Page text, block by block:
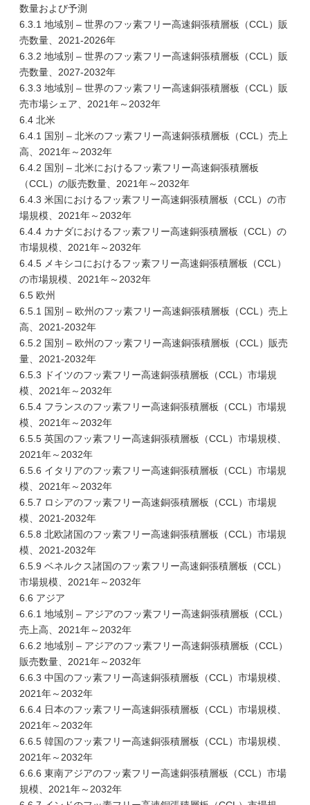
数量および予測
6.3.1 地域別 – 世界のフッ素フリー高速銅張積層板（CCL）販
売数量、2021-2026年
6.3.2 地域別 – 世界のフッ素フリー高速銅張積層板（CCL）販
売数量、2027-2032年
6.3.3 地域別 – 世界のフッ素フリー高速銅張積層板（CCL）販
売市場シェア、2021年～2032年
6.4 北米
6.4.1 国別 – 北米のフッ素フリー高速銅張積層板（CCL）売上
高、2021年～2032年
6.4.2 国別 – 北米におけるフッ素フリー高速銅張積層板
（CCL）の販売数量、2021年～2032年
6.4.3 米国におけるフッ素フリー高速銅張積層板（CCL）の市
場規模、2021年～2032年
6.4.4 カナダにおけるフッ素フリー高速銅張積層板（CCL）の
市場規模、2021年～2032年
6.4.5 メキシコにおけるフッ素フリー高速銅張積層板（CCL）
の市場規模、2021年～2032年
6.5 欧州
6.5.1 国別 – 欧州のフッ素フリー高速銅張積層板（CCL）売上
高、2021-2032年
6.5.2 国別 – 欧州のフッ素フリー高速銅張積層板（CCL）販売
量、2021-2032年
6.5.3 ドイツのフッ素フリー高速銅張積層板（CCL）市場規
模、2021年～2032年
6.5.4 フランスのフッ素フリー高速銅張積層板（CCL）市場規
模、2021年～2032年
6.5.5 英国のフッ素フリー高速銅張積層板（CCL）市場規模、
2021年～2032年
6.5.6 イタリアのフッ素フリー高速銅張積層板（CCL）市場規
模、2021年～2032年
6.5.7 ロシアのフッ素フリー高速銅張積層板（CCL）市場規
模、2021-2032年
6.5.8 北欧諸国のフッ素フリー高速銅張積層板（CCL）市場規
模、2021-2032年
6.5.9 ベネルクス諸国のフッ素フリー高速銅張積層板（CCL）
市場規模、2021年～2032年
6.6 アジア
6.6.1 地域別 – アジアのフッ素フリー高速銅張積層板（CCL）
売上高、2021年～2032年
6.6.2 地域別 – アジアのフッ素フリー高速銅張積層板（CCL）
販売数量、2021年～2032年
6.6.3 中国のフッ素フリー高速銅張積層板（CCL）市場規模、
2021年～2032年
6.6.4 日本のフッ素フリー高速銅張積層板（CCL）市場規模、
2021年～2032年
6.6.5 韓国のフッ素フリー高速銅張積層板（CCL）市場規模、
2021年～2032年
6.6.6 東南アジアのフッ素フリー高速銅張積層板（CCL）市場
規模、2021年～2032年